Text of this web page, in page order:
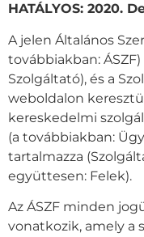
HATÁLYOS: 2020.
A jelen Általános
továbbiakban:
Szolgáltató), és a
weboldalon
kereskedelmi
(a továbbiakban:
tartalmazza
együttesen: Felek).
Az ÁSZF minden
vonatkozik, amely a